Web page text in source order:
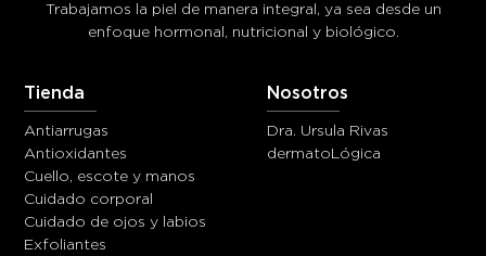
Trabajamos la piel de manera integral, ya sea desde un
enfoque hormonal, nutricional y biológico.
Tienda
Antiarrugas
Antioxidantes
Cuello, escote y manos
Cuidado corporal
Cuidado de ojos y labios
Exfoliantes
Nosotros
Dra. Ursula Rivas
dermatoLógica